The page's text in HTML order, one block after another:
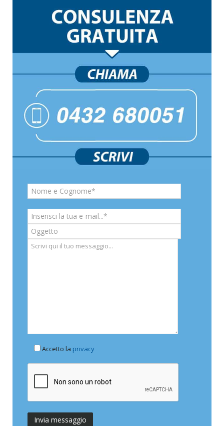
Accetto la privacy